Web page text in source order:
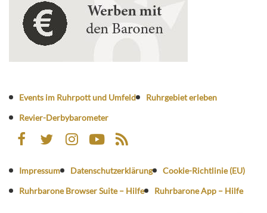
Events im Ruhrpott und Umfeld
Ruhrgebiet erleben
Revier-Derbybarometer
Impressum Datenschutzerklärung
Cookie-Richtlinie (EU)
Ruhrbarone Browser Suite – Hilfe
Ruhrbarone App – Hilfe